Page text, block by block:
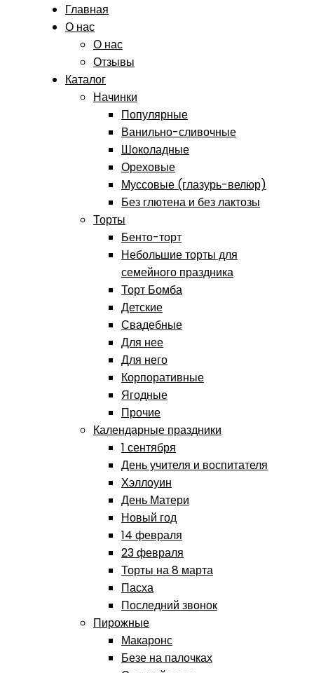
Главная
О нас
О нас
Отзывы
Каталог
Начинки
Популярные
Ванильно-сливочные
Шоколадные
Ореховые
Муссовые (глазурь-велюр)
Без глютена и без лактозы
Торты
Бенто-торт
Небольшие торты для
семейного праздника
Торт Бомба
Детские
Свадебные
Для нее
Для него
Корпоративные
Ягодные
Прочие
Календарные праздники
1 сентября
День учителя и воспитателя
Хэллоуин
День Матери
Новый год
14 февраля
23 февраля
Торты на 8 марта
Пасха
Последний звонок
Пирожные
Макаронс
Безе на палочках